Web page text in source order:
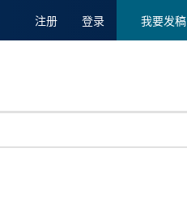
注册 登录 我要发稿